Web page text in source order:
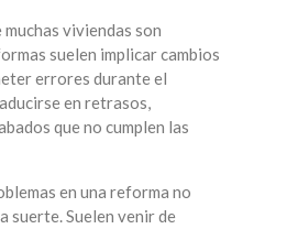
viviendas son
suelen implicar cambios
errores durante el
en retrasos,
que no cumplen las
en una reforma no
suerte. Suelen venir de